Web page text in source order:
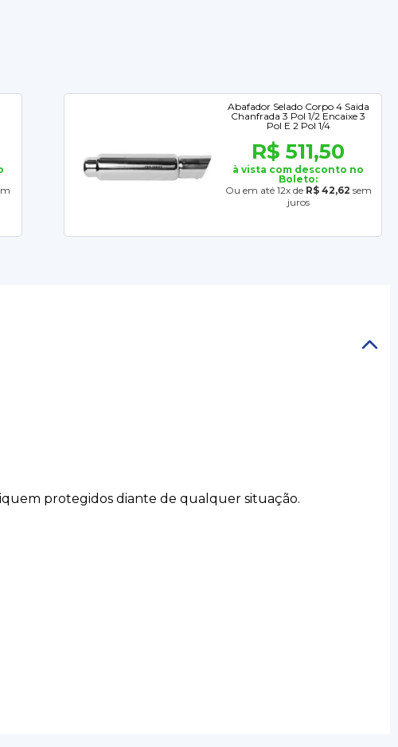
Abafador Selado Corpo 4 Saida
Chanfrada 3 Pol 1/2 Encaixe 3
Pol E 2 Pol 1/4
R$ 511,50
à vista com desconto no
Boleto:
Ou em até 12x de R$ 42,62 sem
juros
protegidos diante de qualquer situação.